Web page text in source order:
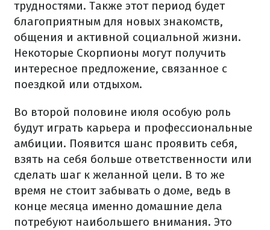
трудностями. Также этот период будет
благоприятным для новых знакомств,
общения и активной социальной жизни.
Некоторые Скорпионы могут получить
интересное предложение, связанное с
поездкой или отдыхом.
Во второй половине июля особую роль
будут играть карьера и профессиональные
амбиции. Появится шанс проявить себя,
взять на себя больше ответственности или
сделать шаг к желанной цели. В то же
время не стоит забывать о доме, ведь в
конце месяца именно домашние дела
потребуют наибольшего внимания. Это